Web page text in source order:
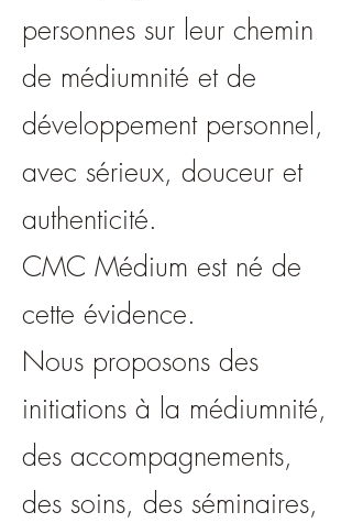
personnes sur leur chemin
de médiumnité et de
développement personnel,
avec sérieux, douceur et
authenticité.
CMC Médium est né de
cette évidence.
Nous proposons des
initiations à la médiumnité,
des accompagnements,
des soins, des séminaires,